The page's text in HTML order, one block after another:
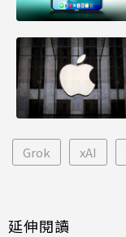
Grok xAI
延伸閱讀